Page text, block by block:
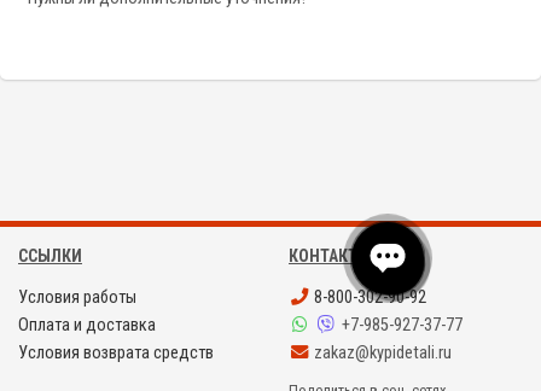
ССЫЛКИ
Условия работы
Оплата и доставка
Условия возврата средств
КОНТАКТЫ
8-800-302-90-92
+7-985-927-37-77
zakaz@kypidetali.ru